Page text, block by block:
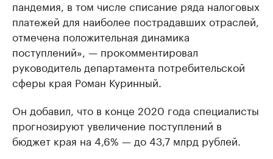
пандемия, в том числе списание ряда налоговых
платежей для наиболее пострадавших отраслей,
отмечена положительная динамика
поступлений», — прокомментировал
руководитель департамента потребительской
сферы края Роман Куринный.
Он добавил, что в конце 2020 года специалисты
прогнозируют увеличение поступлений в
бюджет края на 4,6% — до 43,7 млрд рублей.